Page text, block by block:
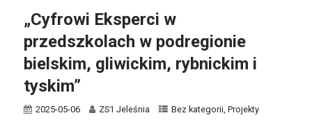
„Cyfrowi Eksperci w
przedszkolach w podregionie
bielskim, gliwickim, rybnickim i
tyskim”
2025-05-06 ZS1 Jeleśnia Bez kategorii ,Projekty